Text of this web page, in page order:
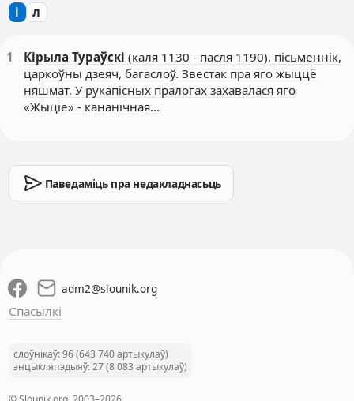
і л
1 Кірыла Тураўскі (каля 1130 - пасля 1190), пісьменнік,
царкоўны дзеяч, багаслоў. Звестак пра яго жыццё
няшмат. У рукапісных пралогах захавалася яго
«Жыціе» - кананічная…
Паведаміць пра недакладнасьць
adm2@slounik.org
Спасылкі
слоўнікаў: 96 (643 740 артыкулаў)
энцыкляпэдыяў: 27 (8 083 артыкулаў)